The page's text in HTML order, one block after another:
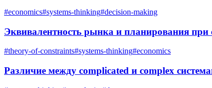
#economics#systems-thinking#decision-making
Эквивалентность рынка и планирования
#theory-of-constraints#systems-thinking#economics
Различие между complicated и complex